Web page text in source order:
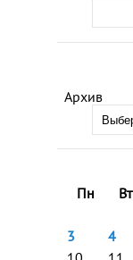
Архив
Пн
Вт
3
4